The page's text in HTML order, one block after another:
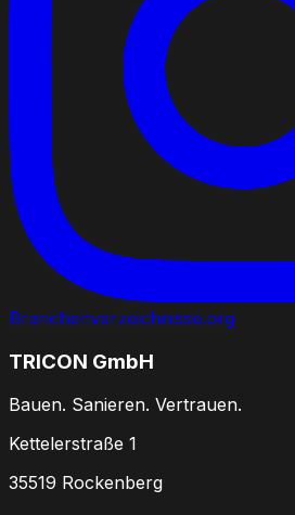
Branchenverzeichnisse.org
TRICON GmbH
Bauen. Sanieren. Vertrauen.
Kettelerstraße 1
35519 Rockenberg